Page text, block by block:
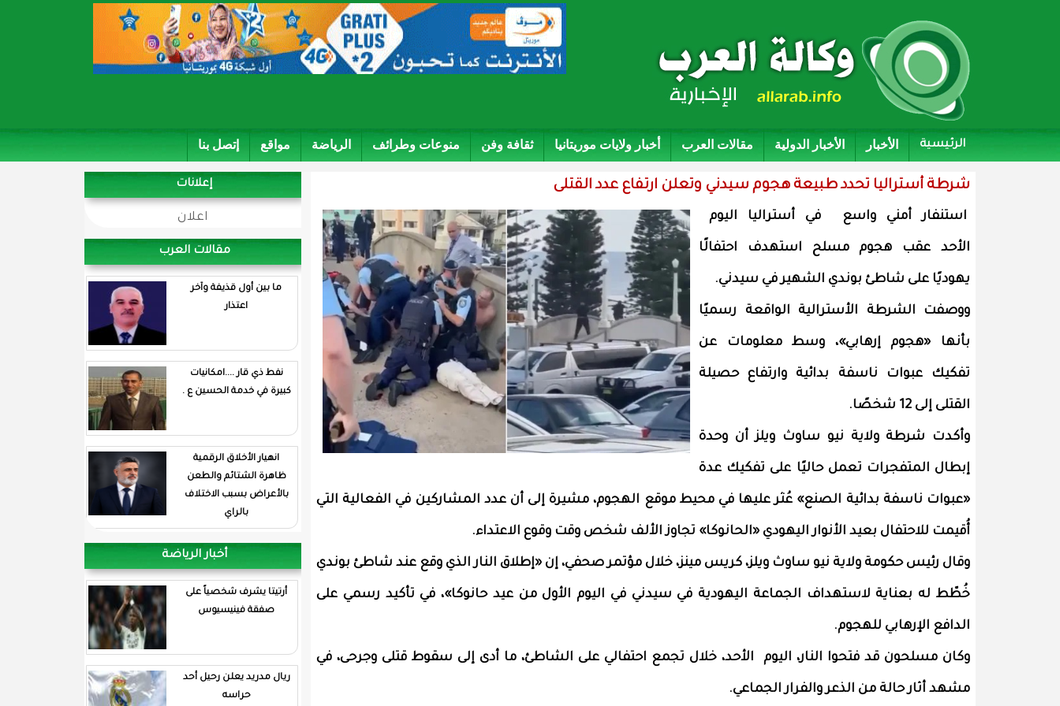
الرئيسية الأخبار الأخبار الدولية مقالات العرب أخبار ولايات موريتانيا ثقافة وفن منوعات وطرائف الرياضة مواقع إتصل بنا
شرطة أستراليا تحدد طبيعة هجوم سيدني وتعلن ارتفاع عدد القتلى
استنفار أمني واسع في أستراليا اليوم
الأحد عقب هجوم مسلح استهدف احتفالًا
يهوديًا على شاطئ بوندي الشهير في سيدني.
ووصفت الشرطة الأسترالية الواقعة رسميًا
بأنها «هجوم إرهابي»، وسط معلومات عن
تفكيك عبوات ناسفة بدائية وارتفاع حصيلة
القتلى إلى 12 شخصًا.
وأكدت شرطة ولاية نيو ساوث ويلز أن وحدة
إبطال المتفجرات تعمل حاليًا على تفكيك عدة
«عبوات ناسفة بدائية الصنع» عُثر عليها في محيط موقع الهجوم، مشيرة إلى أن عدد المشاركين في الفعالية التي
أُقيمت للاحتفال بعيد الأنوار اليهودي «الحانوكا» تجاوز الألف شخص وقت وقوع الاعتداء.
وقال رئيس حكومة ولاية نيو ساوث ويلز، كريس مينز، خلال مؤتمر صحفي، إن «إطلاق النار الذي وقع عند شاطئ بوندي
خُطّط له بعناية لاستهداف الجماعة اليهودية في سيدني في اليوم الأول من عيد حانوكا»، في تأكيد رسمي على
الدافع الإرهابي للهجوم.
وكان مسلحون قد فتحوا النار، اليوم الأحد، خلال تجمع احتفالي على الشاطئ، ما أدى إلى سقوط قتلى وجرحى، في
مشهد أثار حالة من الذعر والفرار الجماعي.
إعلانات
اعلان
مقالات العرب
ما بين أول قذيفة وآخر
اعتذار
نفط ذي قار ....امكانيات
كبيرة في خدمة الحسين ع .
انهيار الأخلاق الرقمية
ظاهرة الشتائم والطعن
بالأعراض بسبب الاختلاف
بالراي
أخبار الرياضة
أرتيتا يشرف شخصياً على
صفقة فينيسيوس
ريال مدريد يعلن رحيل أحد
حراسه